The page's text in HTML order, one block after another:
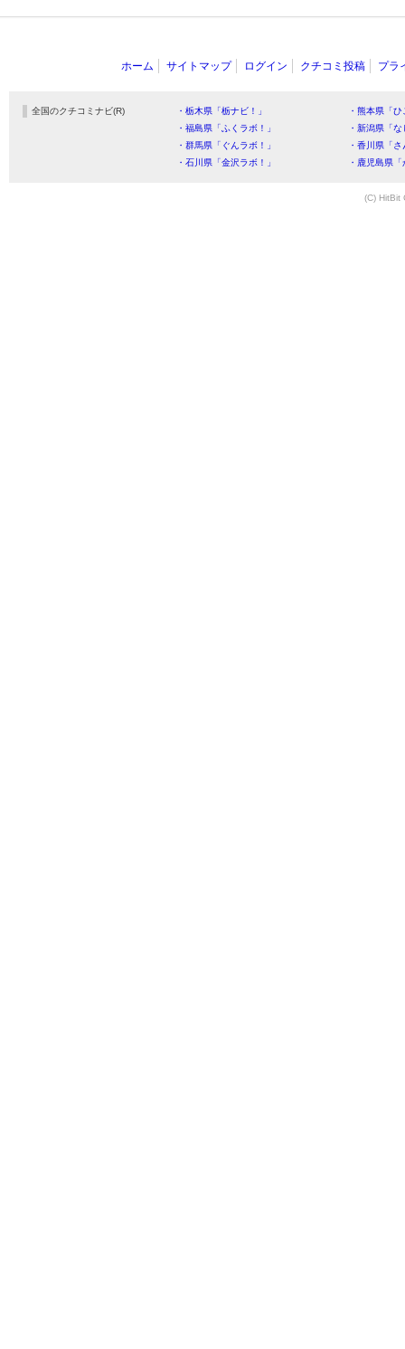
ホーム サイトマップ ログイン クチコミ投稿 プラ
全国のクチコミナビ(R) ・栃木県「栃ナビ！」
・熊本県「
・福島県「ふくラボ！」
・新潟県「
・群馬県「ぐんラボ！」
・香川県「
・石川県「金沢ラボ！」
・鹿児島県
(C) HitBit